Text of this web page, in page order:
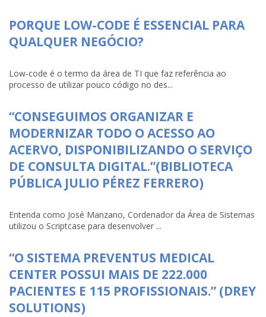
PORQUE LOW-CODE É ESSENCIAL PARA
QUALQUER NEGÓCIO?
Low-code é o termo da área de TI que faz referência ao
processo de utilizar pouco código no des...
“CONSEGUIMOS ORGANIZAR E
MODERNIZAR TODO O ACESSO AO
ACERVO, DISPONIBILIZANDO O SERVIÇO
DE CONSULTA DIGITAL.”(BIBLIOTECA
PÚBLICA JULIO PÉREZ FERRERO)
Entenda como José Manzano, Cordenador da Área de Sistemas
utilizou o Scriptcase para desenvolver ...
“O SISTEMA PREVENTUS MEDICAL
CENTER POSSUI MAIS DE 222.000
PACIENTES E 115 PROFISSIONAIS.” (DREY
SOLUTIONS)